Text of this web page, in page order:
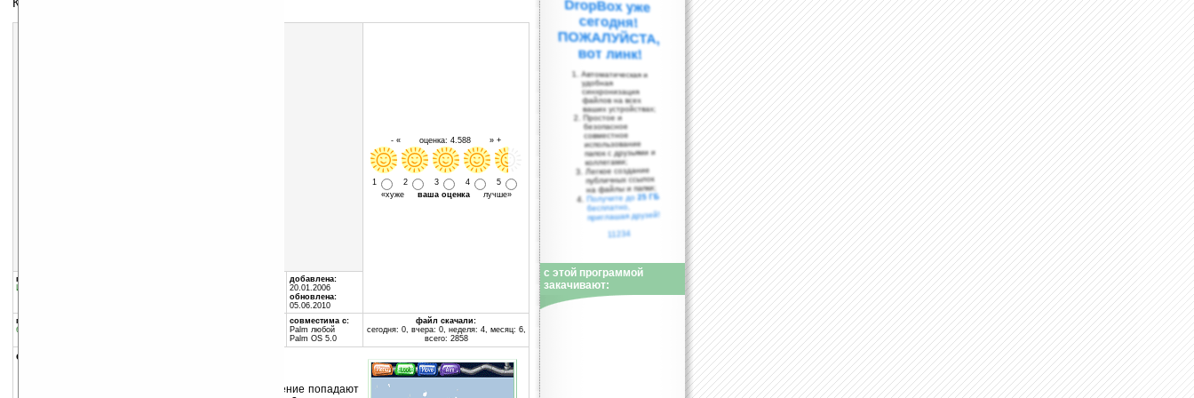
- « оценка: 4.588 » +
1 2 3 4
5
«хуже ваша оценкалучше»
группы программы:
Игры
добавлена:
20.01.2006
обновлена:
05.06.2010
программа:
бесплатная
совместима с:
Palm любой
Palm OS 5.0
файл скачали:
сегодня: 0, вчера: 0, неделя: 4, месяц: 6,
всего: 2858
описание:
Клон игры «Worms». Только в ваше распоряжение попадают
вот линк!
Автоматическая и
удобная
синхронизация
файлов на всех
ваших устройствах;
Простое и
безопасное
совместное
использование
папок с друзьями и
коллегами;
Легкое создание
публичных ссылок
на файлы и папки;
Получите до25 ГБ
бесплатно,
приглашая друзей!
11234
с этой программой
закачивают: